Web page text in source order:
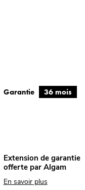
Garantie 36 mois
Extension de garantie
offerte par Algam
En savoir plus